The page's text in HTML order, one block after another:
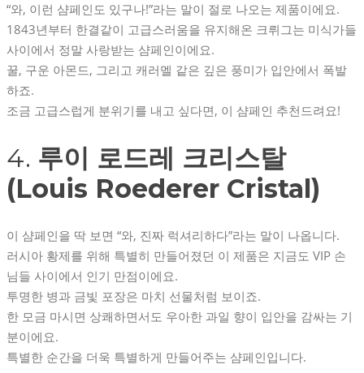
“와, 이런 샴페인도 있구나!”라는 말이 절로 나오는 제품이에요.
1843년부터 한결같이 고급스러움을 유지해온 크뤼그는 미식가들
사이에서 정말 사랑받는 샴페인이에요.
꿀, 구운 아몬드, 그리고 캐러멜 같은 깊은 풍미가 입안에서 폭발
하죠.
조금 고급스럽게 분위기를 내고 싶다면, 이 샴페인 추천드려요!
4. 루이 로드레 크리스탈
(Louis Roederer Cristal)
이 샴페인을 딱 보면 “와, 진짜 럭셔리하다”라는 말이 나옵니다.
러시아 황제를 위해 특별히 만들어졌던 이 제품은 지금도 VIP 손
님들 사이에서 인기 만점이에요.
투명한 병과 금빛 포장은 마치 선물처럼 보이죠.
한 모금 마시면 상쾌하면서도 우아한 과일 향이 입안을 감싸는 기
분이에요.
특별한 순간을 더욱 특별하게 만들어주는 샴페인입니다.